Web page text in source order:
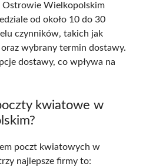
Wielkopolskim
od około 10 do 30
czynników, takich jak
wybrany termin dostawy.
dostawy, co wpływa na
kwiatowe w
poczt kwiatowych w
najlepsze firmy to: